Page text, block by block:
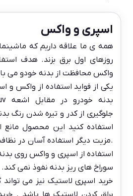
اسپری و واکس
همه ی ما علاقه داریم که
روزهای اول برق بزند. هدف
واکس محافظت از بدنه خودو می
یکی از فواید استفاده از واکس و
جلوگیری از کدر و تیره شدن رنگ
استفاده کنید این محصول
.مزیت دیگر استفاده آسان در
استفاده از اسپری و واکس روی
سوراخ های ریز بدنه نفوذ نمی کند.
خرید اسپری لاستیک نیز می